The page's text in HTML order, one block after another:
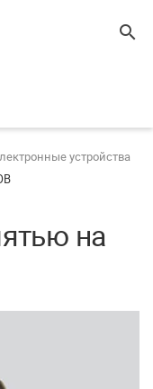
search
устройства
на